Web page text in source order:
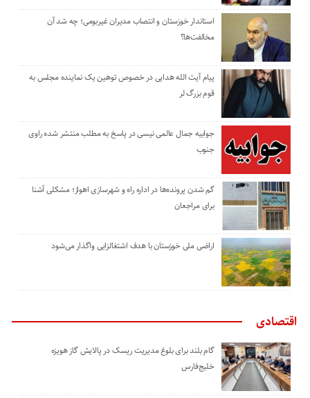
استاندار خوزستان و انتصاب مدیران غیربومی؛ چه شد آن
مخالفت‌ها؟
پیام آیت الله هدایی در خصوص توهین یک نماینده مجلس به
قوم بزرگ لر
جوابیه جمال عالمی نیسی در پاسخ به مطلب منتشر شده راوی
جنوب
گم شدن پرونده‌ها در اداره راه و شهرسازی اهواز؛ مشکلی آشنا
برای مراجعان
اراضی ملی خوزستان با هدف اشتغالزایی واگذار می‌شود
اقتصادی
گام بلند برای بلوغ مدیریت ریسک در پالایش گاز هویزه
خلیج‌فارس